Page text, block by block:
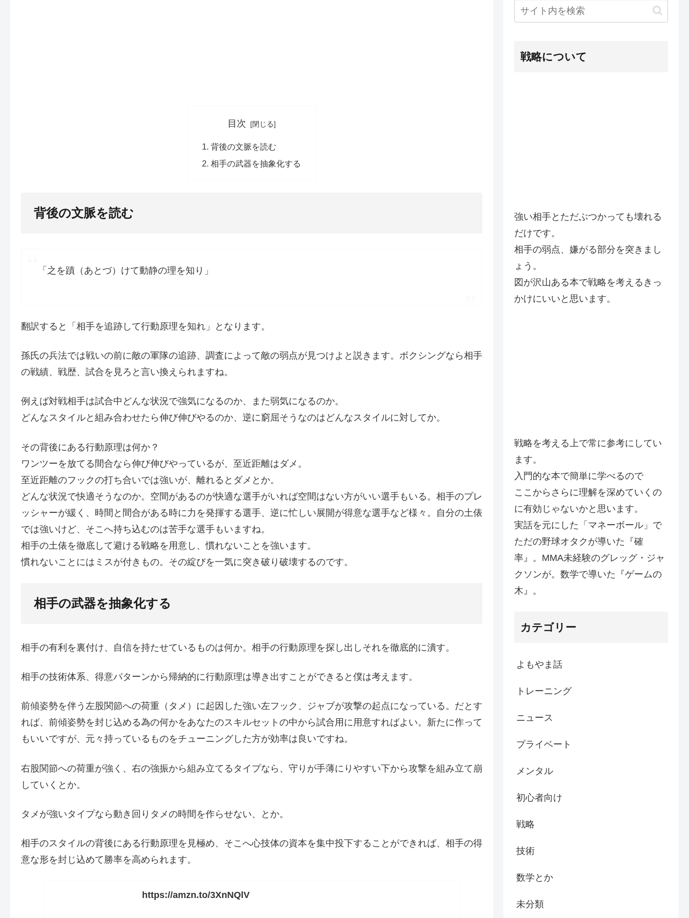
目次
背後の文脈を読む
相手の武器を抽象化する
背後の文脈を読む
「之を蹟（あとづ）けて動静の理を知り」
翻訳すると「相手を追跡して行動原理を知れ」となります。
孫氏の兵法では戦いの前に敵の軍隊の追跡、調査によって敵の弱点が見つけよと説きます。ボクシングなら相手
の戦績、戦歴、試合を見ろと言い換えられますね。
例えば対戦相手は試合中どんな状況で強気になるのか、また弱気になるのか。
どんなスタイルと組み合わせたら伸び伸びやるのか、逆に窮屈そうなのはどんなスタイルに対してか。
その背後にある行動原理は何か？
ワンツーを放てる間合なら伸び伸びやっているが、至近距離はダメ。
至近距離のフックの打ち合いでは強いが、離れるとダメとか。
どんな状況で快適そうなのか。空間があるのが快適な選手がいれば空間はない方がいい選手もいる。相手のプレ
ッシャーが緩く、時間と間合がある時に力を発揮する選手、逆に忙しい展開が得意な選手など様々。自分の土俵
では強いけど、そこへ持ち込むのは苦手な選手もいますね。
相手の土俵を徹底して避ける戦略を用意し、慣れないことを強います。
慣れないことにはミスが付きもの。その綻びを一気に突き破り破壊するのです。
相手の武器を抽象化する
相手の有利を裏付け、自信を持たせているものは何か。相手の行動原理を探し出しそれを徹底的に潰す。
相手の技術体系、得意パターンから帰納的に行動原理は導き出すことができると僕は考えます。
前傾姿勢を伴う左股関節への荷重（タメ）に起因した強い左フック、ジャブが攻撃の起点になっている。だとす
れば、前傾姿勢を封じ込める為の何かをあなたのスキルセットの中から試合用に用意すればよい。新たに作って
もいいですが、元々持っているものをチューニングした方が効率は良いですね。
右股関節への荷重が強く、右の強振から組み立てるタイプなら、守りが手薄にりやすい下から攻撃を組み立て崩
していくとか。
タメが強いタイプなら動き回りタメの時間を作らせない、とか。
相手のスタイルの背後にある行動原理を見極め、そこへ心技体の資本を集中投下することができれば、相手の得
意な形を封じ込めて勝率を高められます。
https://amzn.to/3XnNQlV
戦略について
強い相手とただぶつかっても壊れる
だけです。
相手の弱点、嫌がる部分を突きまし
ょう。
図が沢山ある本で戦略を考えるきっ
かけにいいと思います。
戦略を考える上で常に参考にしてい
ます。
入門的な本で簡単に学べるので
ここからさらに理解を深めていくの
に有効じゃないかと思います。
実話を元にした「マネーボール」で
ただの野球オタクが導いた『確
率』。MMA未経験のグレッグ・ジャ
クソンが。数学で導いた『ゲームの
木』。
カテゴリー
よもやま話
トレーニング
ニュース
プライベート
メンタル
初心者向け
戦略
技術
数学とか
未分類